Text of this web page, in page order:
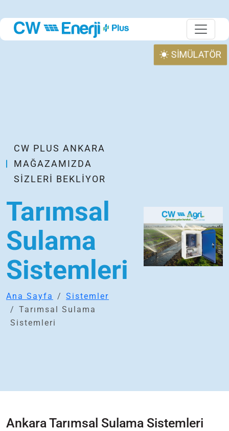
SİMÜLATÖR
CW PLUS ANKARA
MAĞAZAMIZDA
SIZLERI BEKLIYOR
Tarımsal
Sulama
Sistemleri
Ana Sayfa
Sistemler
Tarımsal Sulama
Sistemleri
Ankara Tarımsal Sulama Sistemleri